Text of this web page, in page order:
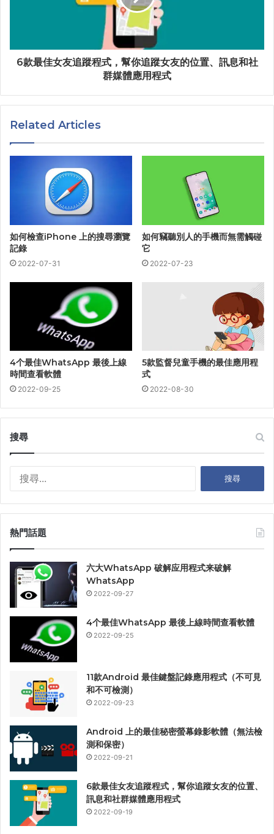
6款最佳女友追蹤程式，幫你追蹤女友的位置、訊息和社
群媒體應用程式
Related Articles
如何檢查iPhone 上的搜尋瀏覽
記錄
2022-07-31
如何竊聽別人的手機而無需觸碰
它
2022-07-23
4个最佳WhatsApp 最後上線
時間查看軟體
2022-09-25
5款監督兒童手機的最佳應用程
式
2022-08-30
搜尋
鍵
熱門話題
六大WhatsApp 破解应用程式来破解
WhatsApp
2022-09-27
4个最佳WhatsApp 最後上線時間查看軟體
2022-09-25
11款Android 最佳鍵盤記錄應用程式（不可見
和不可檢測）
2022-09-23
Android 上的最佳秘密螢幕錄影軟體（無法檢
測和保密）
2022-09-21
6款最佳女友追蹤程式，幫你追蹤女友的位置、
訊息和社群媒體應用程式
2022-09-19